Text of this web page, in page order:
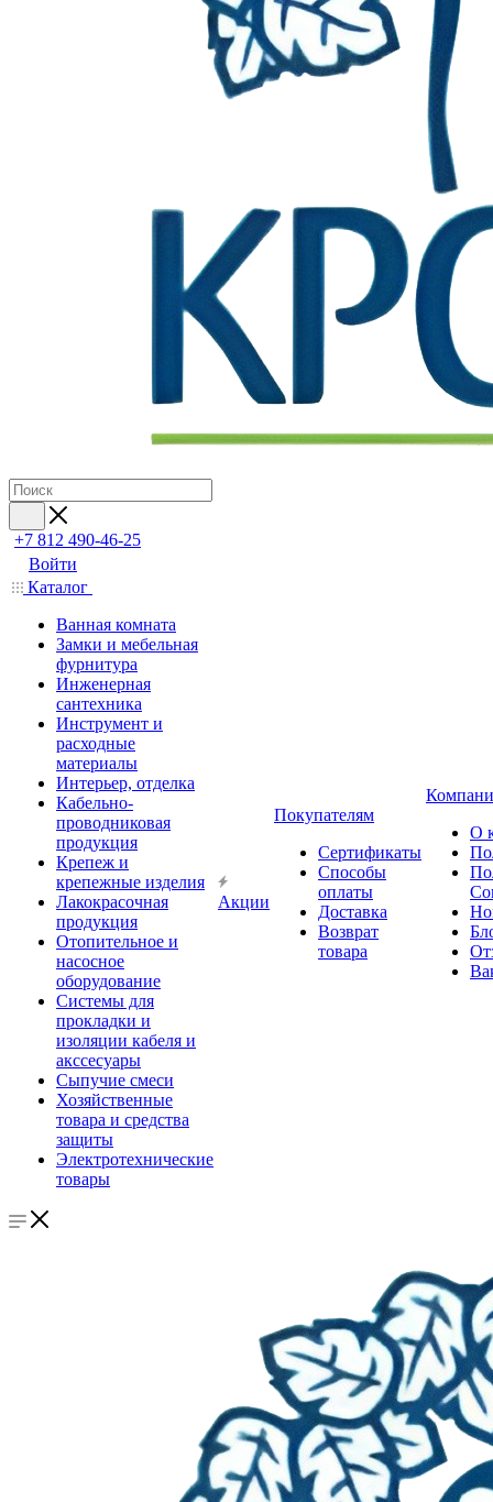
+7 812 490-46-25
Войти
Каталог
Ванная комната
Замки и мебельная
фурнитура
Инженерная
сантехника
Инструмент и
расходные
материалы
Интерьер, отделка
Кабельно-
проводниковая
продукция
Крепеж и
крепежные изделия
Лакокрасочная
продукция
Отопительное и
насосное
оборудование
Системы для
прокладки и
изоляции кабеля и
акссесуары
Сыпучие смеси
Хозяйственные
товара и средства
защиты
Электротехнические
товары
Акции
Покупателям
Сертификаты
Способы
оплаты
Доставка
Возврат
товара
О